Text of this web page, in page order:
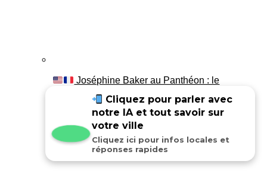
Joséphine Baker au Panthéon : le
Cliquez pour parler avec
notre IA et tout savoir sur
votre ville
Cliquez ici pour infos locales et
réponses rapides